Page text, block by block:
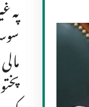
پہ